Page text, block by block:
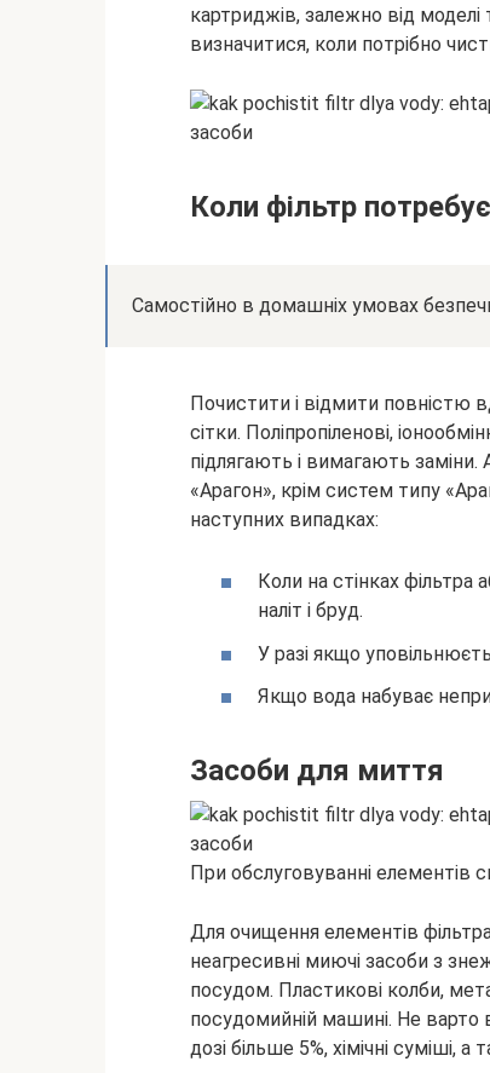
картриджів, залежно від
визначитися, коли потрібно
Коли фільтр
Самостійно в домашніх умовах
Почистити і відмити повністю
сітки. Поліпропіленові,
підлягають і вимагають
«Арагон», крім систем типу
наступних випадках:
Коли на стінках
наліт і бруд.
У разі якщо
Якщо вода набуває
Засоби для миття
При обслуговуванні елементів
Для очищення елементів
неагресивні миючі засоби з
посудом. Пластикові колби,
посудомийній машині. Не
дозі більше 5%, хімічні суміші,